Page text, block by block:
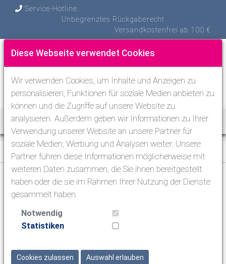
Service-Hotline:
Unbegrenztes Rückgaberecht
Versandkostenfrei ab 100 €
Toggle
Schwimmen & Triathlon > Strandschuhe
Tauchen
Schwimmen & Triathlon
Schwimmanzüge
Diese Webseite verwendet Cookies
Wir verwenden Cookies, um Inhalte und Anzeigen zu
personalisieren, Funktionen für soziale Medien anbieten zu
können und die Zugriffe auf unsere Website zu
analysieren. Außerdem geben wir Informationen zu Ihrer
Verwendung unserer Website an unsere Partner für
soziale Medien, Werbung und Analysen weiter. Unsere
Partner führen diese Informationen möglicherweise mit
weiteren Daten zusammen, die Sie ihnen bereitgestellt
haben oder die sie im Rahmen Ihrer Nutzung der Dienste
gesammelt haben.
Notwendig
Statistiken
Cookies zulassen Auswahl erlauben